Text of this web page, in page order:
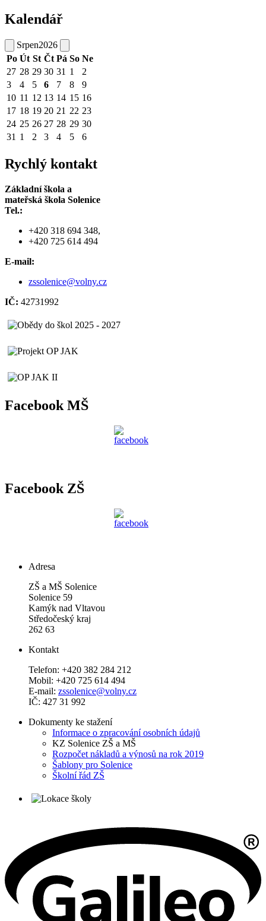
Kalendář
Srpen2026
Po Út St Čt Pá So Ne
27 28 29 30 31 1
2
3
4 5 6 7 8
9
10 11 12 13 14 15 16
17 18 19 20 21 22 23
24 25 26 27 28 29 30
31 1 2 3 4 5 6
Rychlý kontakt
Základní škola a
mateřská škola Solenice
Tel.:
+420 318 694 348,
+420 725 614 494
E-mail:
zssolenice@volny.cz
IČ: 42731992
Facebook MŠ
Facebook ZŠ
Adresa
ZŠ a MŠ Solenice
Solenice 59
Kamýk nad Vltavou
Středočeský kraj
262 63
Kontakt
Telefon: +420 382 284 212
Mobil: +420 725 614 494
E-mail: zssolenice@volny.cz
IČ: 427 31 992
Dokumenty ke stažení
Informace o zpracování osobních údajů
KZ Solenice ZŠ a MŠ
Rozpočet nákladů a výnosů na rok 2019
Šablony pro Solenice
Školní řád ZŠ